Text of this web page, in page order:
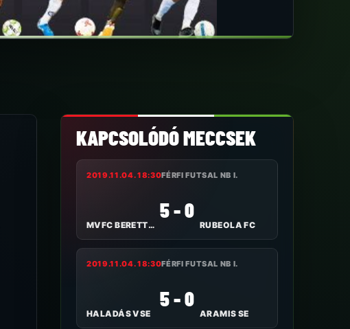
KAPCSOLÓDÓ MECCSEK
2019.11.04. 18:30FÉRFI FUTSAL NB I.
MVFC BERETTYÓÚJFALU
5 - 0
RUBEOLA FC
2019.11.04. 18:30FÉRFI FUTSAL NB I.
HALADÁS VSE
5 - 0
ARAMIS SE